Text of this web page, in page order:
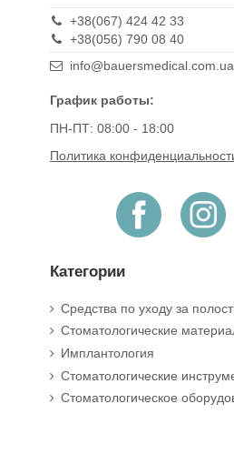
+38(067) 424 42 33
+38(056) 790 08 40
info@bauersmedical.com.ua
График работы:
ПН-ПТ: 08:00 - 18:00
Политика
Категории
Средства по уходу за
Стоматологические
Имплантология
Стоматологические
Стоматологическое